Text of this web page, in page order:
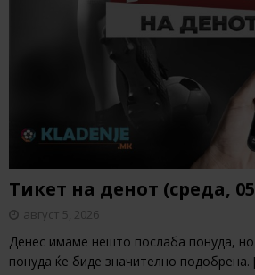
Тикет на денот (среда,
август 5, 2026
Денес имаме нешто послаба понуда, но
понуда ќе биде значително подобрена.